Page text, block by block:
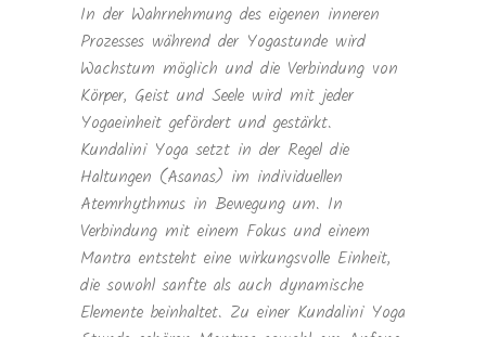
In der Wahrnehmung des eigenen inneren
Prozesses während der Yogastunde wird
Wachstum möglich und die Verbindung von
Körper, Geist und Seele wird mit jeder
Yogaeinheit gefördert und gestärkt.
Kundalini Yoga setzt in der Regel die
Haltungen (Asanas) im individuellen
Atemrhythmus in Bewegung um. In
Verbindung mit einem Fokus und einem
Mantra entsteht eine wirkungsvolle Einheit,
die sowohl sanfte als auch dynamische
Elemente beinhaltet. Zu einer Kundalini Yoga